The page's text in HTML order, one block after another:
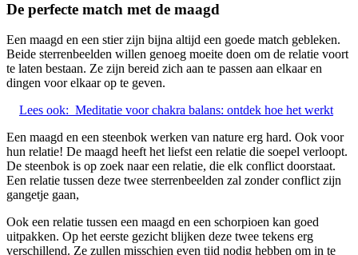
De perfecte match met de maagd
Een maagd en een stier zijn bijna altijd een goede match gebleken.
Beide sterrenbeelden willen genoeg moeite doen om de relatie voort
te laten bestaan. Ze zijn bereid zich aan te passen aan elkaar en
dingen voor elkaar op te geven.
Lees ook: Meditatie voor chakra balans: ontdek hoe het werkt
Een maagd en een steenbok werken van nature erg hard. Ook voor
hun relatie! De maagd heeft het liefst een relatie die soepel verloopt.
De steenbok is op zoek naar een relatie, die elk conflict doorstaat.
Een relatie tussen deze twee sterrenbeelden zal zonder conflict zijn
gangetje gaan,
Ook een relatie tussen een maagd en een schorpioen kan goed
uitpakken. Op het eerste gezicht blijken deze twee tekens erg
verschillend. Ze zullen misschien even tijd nodig hebben om in te